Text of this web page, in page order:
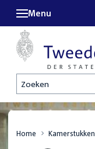
Zoeken
Menu
Home Kamerstukken